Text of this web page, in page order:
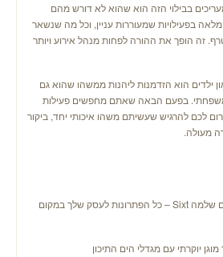
בבילוי הזה הוא שהוא לא דורש מהם
בפעילויות שמעוררות עניין, וכל מה שנשאר
זה הופך את ההורה לפחות מנהל אירוע ויותר
ילדים הוא הזדמנות ליהנות ממשהו שהוא גם
בפעם הבאה שאתם מחפשים פעילות
לכם להרגיש שעשיתם משהו איכותי יחד, ביקור
מעולה.
– עם שלמה Sixt – כל הפתרונות לעסק שלך במקום
מוגן יוקרתי עם מגדלי הים התיכון